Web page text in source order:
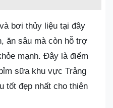
bơi thủy liệu tại đây
ăn sâu mà còn hỗ trợ
mạnh. Đây là điểm
sữa khu vực Trảng
tốt đẹp nhất cho thiên